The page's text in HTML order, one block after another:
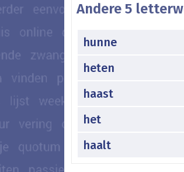
Andere 5
hunne
heten
haast
het
haalt